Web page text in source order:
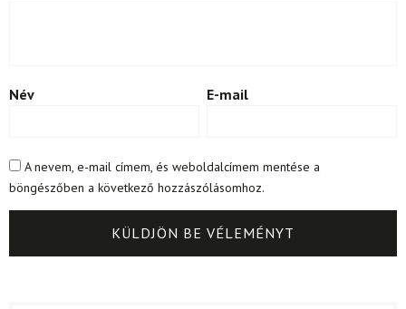
Név E-mail
A nevem, e-mail címem, és weboldalcímem mentése a
böngészőben a következő hozzászólásomhoz.